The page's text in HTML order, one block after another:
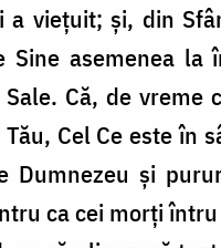
viețuit; și, din
asemenea la
Că, de vreme
Cel Ce este în
Dumnezeu și
ca cei morți